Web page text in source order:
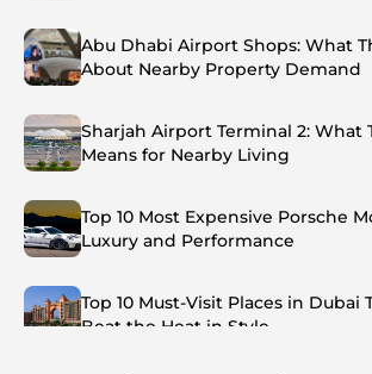
Abu Dhabi Airport Shops: What
About Nearby Property Demand
Sharjah Airport Terminal 2: What
Means for Nearby Living
Top 10 Most Expensive Porsche
Luxury and Performance
Top 10 Must-Visit Places in Dubai
Beat the Heat in Style